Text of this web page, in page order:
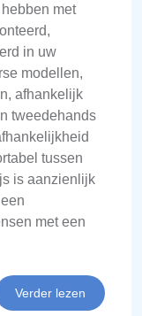
met
in uw
modellen,
afhankelijk
tweedehands
tussen
is aanzienlijk
met een
Verder lezen